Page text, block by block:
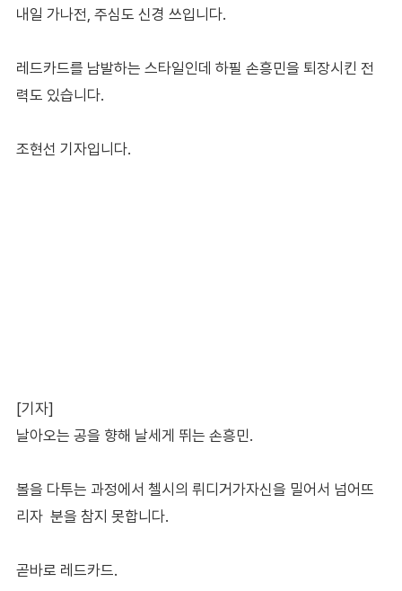
내일 가나전, 주심도 신경 쓰입니다.
레드카드를 남발하는 스타일인데 하필 손흥민을 퇴장시킨 전
력도 있습니다.
조현선 기자입니다.
[기자]
날아오는 공을 향해 날세게 뛰는 손흥민.
볼을 다투는 과정에서 첼시의 뤼디거가자신을 밀어서 넘어뜨
리자 분을 참지 못합니다.
곧바로 레드카드.